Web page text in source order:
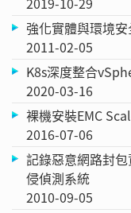
強化實體與環境安
2011-02-05
K8s深度整合
2020-03-16
裸機安裝EMC
2016-07-06
記錄惡意網路封
侵偵測系統
2010-09-05